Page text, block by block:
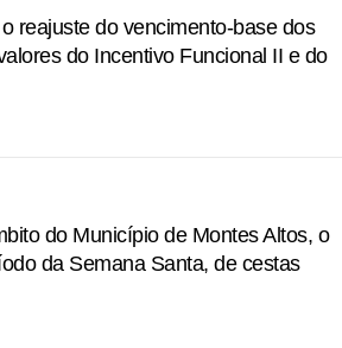
reajuste do vencimento-base dos
do Incentivo Funcional II e do
do Município de Montes Altos, o
da Semana Santa, de cestas